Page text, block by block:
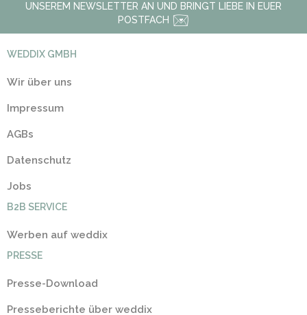
UNSEREM NEWSLETTER AN UND BRINGT LIEBE IN EUER
POSTFACH
WEDDIX GMBH
Wir über uns
Impressum
AGBs
Datenschutz
Jobs
B2B SERVICE
Werben auf weddix
PRESSE
Presse-Download
Presseberichte über weddix